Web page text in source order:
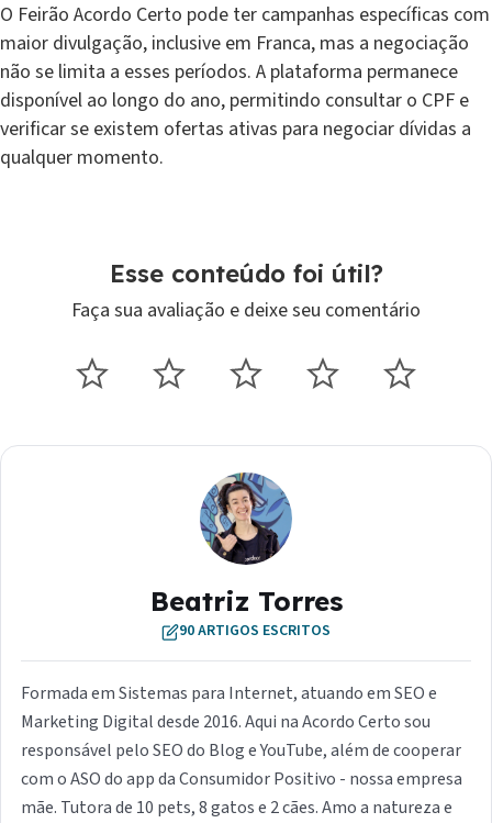
O Feirão Acordo Certo pode ter campanhas específicas com
maior divulgação, inclusive em Franca, mas a negociação
não se limita a esses períodos. A plataforma permanece
disponível ao longo do ano, permitindo consultar o CPF e
verificar se existem ofertas ativas para negociar dívidas a
qualquer momento.
Esse conteúdo foi útil?
Beatriz Torres
90 ARTIGOS ESCRITOS
Formada em Sistemas para Internet, atuando em SEO e
Marketing Digital desde 2016. Aqui na Acordo Certo sou
responsável pelo SEO do Blog e YouTube, além de cooperar
com o ASO do app da Consumidor Positivo - nossa empresa
mãe. Tutora de 10 pets, 8 gatos e 2 cães. Amo a natureza e